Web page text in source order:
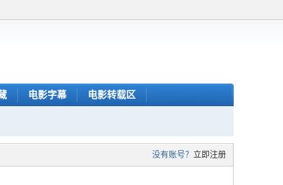
电影字幕 电影转载区
没有账号？ 立即注册